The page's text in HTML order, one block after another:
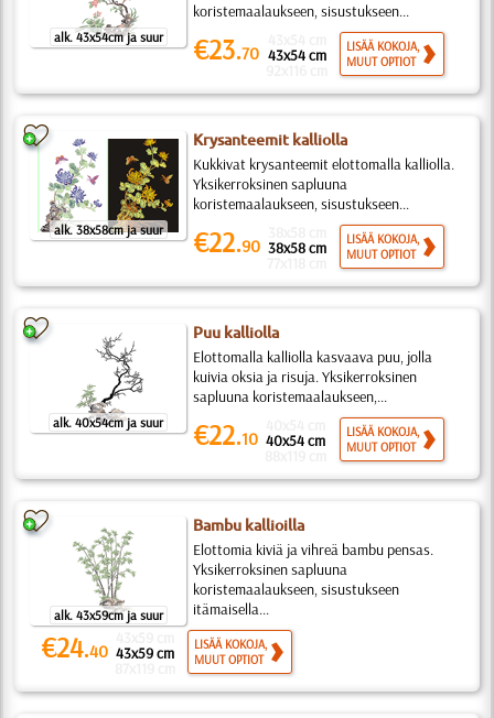
alk. 43x54cm ja suur
koristemaalaukseen, sisustukseen...
€23.70 43x54 cm
LISÄÄ KOKOJA,
MUUT OPTIOT
alk. 38x58cm ja suur
Krysanteemit kalliolla
Kukkivat krysanteemit elottomalla kalliolla.
Yksikerroksinen sapluuna
koristemaalaukseen, sisustukseen...
€22.90 38x58 cm
LISÄÄ KOKOJA,
MUUT OPTIOT
alk. 40x54cm ja suur
Puu kalliolla
Elottomalla kalliolla kasvaava puu, jolla
kuivia oksia ja risuja. Yksikerroksinen
sapluuna koristemaalaukseen,...
€22.10 40x54 cm
LISÄÄ KOKOJA,
MUUT OPTIOT
alk. 43x59cm ja suur
Bambu kallioilla
Elottomia kiviä ja vihreä bambu pensas.
Yksikerroksinen sapluuna
koristemaalaukseen, sisustukseen
itämaisella...
€24.40 43x59 cm
LISÄÄ KOKOJA,
MUUT OPTIOT